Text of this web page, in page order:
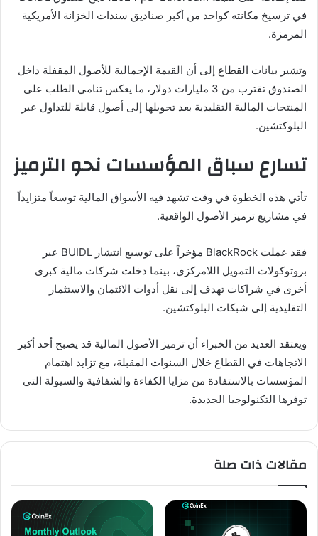
في ترسيخ مكانته كواحد من أكبر صناديق سندات الخزانة الأمريكية
المرمزة.
وتشير بيانات القطاع إلى أن القيمة الإجمالية للأصول المقفلة داخل
الصندوق تقترب من 3 مليارات دولار، ما يعكس تنامي الطلب على
المنتجات المالية التقليدية بعد تحويلها إلى أصول قابلة للتداول عبر
البلوكتشين.
تسارع سباق المؤسسات نحو الترميز
تأتي هذه الخطوة في وقت تشهد فيه الأسواق المالية توسعاً متزايداً
في مشاريع ترميز الأصول الواقعية.
فقد عملت BlackRock مؤخراً على توسيع انتشار BUIDL عبر
بروتوكولات التمويل اللامركزي، بينما دخلت شركات مالية كبرى
أخرى في شراكات تهدف إلى نقل أدوات الائتمان والاستثمار
التقليدية إلى شبكات البلوكتشين.
ويعتقد العديد من الخبراء أن ترميز الأصول المالية قد يصبح أحد أكبر
الاتجاهات في القطاع خلال السنوات المقبلة، مع تزايد اهتمام
المؤسسات بالاستفادة من مزايا الكفاءة والشفافية والسيولة التي
توفرها التكنولوجيا الجديدة.
مقالات ذات صلة